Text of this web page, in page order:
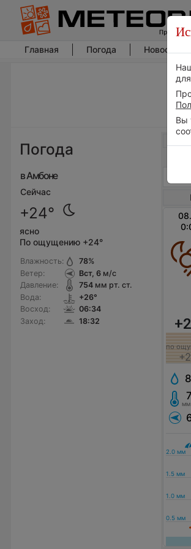
Главная Погода Новости
Погода
в Амбоне
Сейчас
+24°
ясно
По ощущению +24°
Влажность:
Ветер:
Давление:
Вода:
Восход:
Заход:
78%
Вст, 6м/с
754мм рт. ст.
+26°
06:34
18:32
по
мм
Вы